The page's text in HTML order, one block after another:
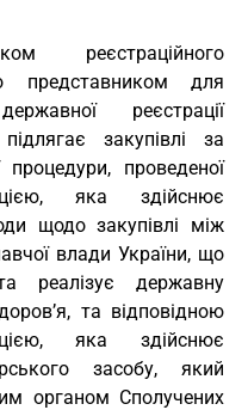
реєстраційного
представником для
реєстрації
закупівлі за
процедури, проведеної
яка здійснює
щодо закупівлі між
влади України, що
реалізує державну
та відповідною
яка здійснює
засобу, який
органом Сполучених